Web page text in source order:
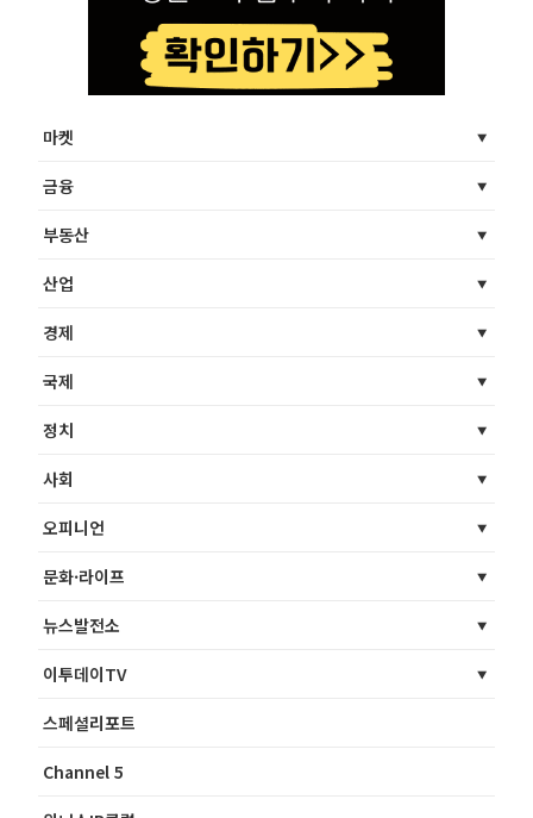
마켓
금융
부동산
산업
경제
국제
정치
사회
오피니언
문화·라이프
뉴스발전소
이투데이TV
스페셜리포트
Channel 5